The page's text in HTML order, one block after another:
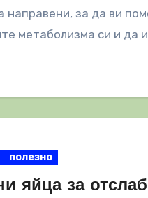
направени, за да ви
метаболизма си и да
полезно
яйца за